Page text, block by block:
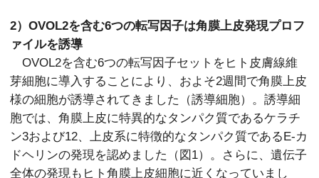
2）OVOL2を含む6つの転写因子は角膜上皮発現プロフ
ァイルを誘導
OVOL2を含む6つの転写因子セットをヒト皮膚線維
芽細胞に導入することにより、およそ2週間で角膜上皮
様の細胞が誘導されてきました（誘導細胞）。誘導細
胞では、角膜上皮に特異的なタンパク質であるケラチ
ン3および12、上皮系に特徴的なタンパク質であるE-カ
ドヘリンの発現を認めました（図1）。さらに、遺伝子
全体の発現もヒト角膜上皮細胞に近くなっていまし